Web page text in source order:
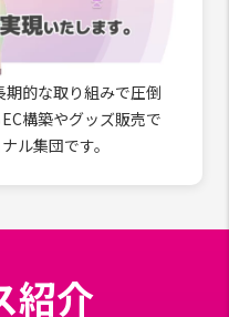
期的な取り組みで圧倒
構築やグッズ販売で
ル集団です。
紹介